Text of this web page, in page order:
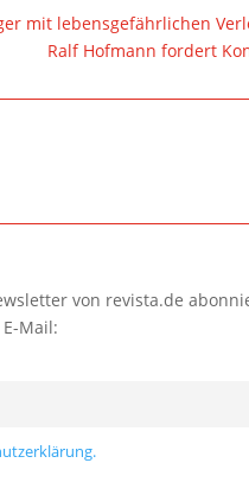
mit lebensgefährlichen
Ralf Hofmann fordert
von revista.de
Mail: